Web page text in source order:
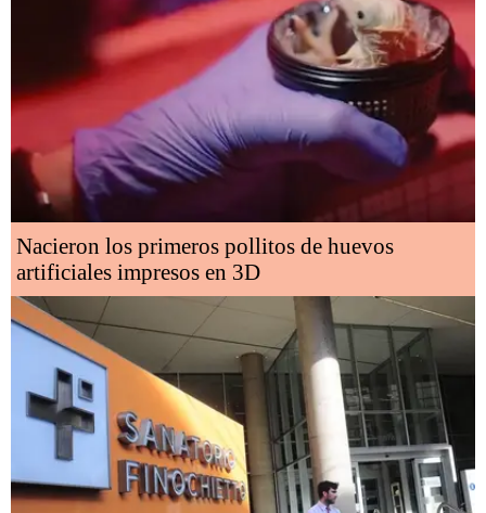
Nacieron los primeros pollitos de huevos
artificiales impresos en 3D